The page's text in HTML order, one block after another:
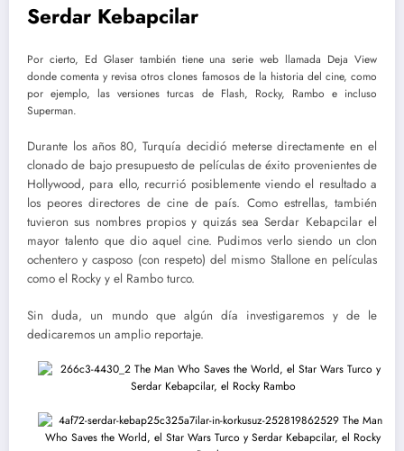
Serdar Kebapcilar
Por cierto, Ed Glaser también tiene una serie web llamada Deja View
donde comenta y revisa otros clones famosos de la historia del cine, como
por ejemplo, las versiones turcas de Flash, Rocky, Rambo e incluso
Superman.
Durante los años 80, Turquía decidió meterse directamente en el
clonado de bajo presupuesto de películas de éxito provenientes de
Hollywood, para ello, recurrió posiblemente viendo el resultado a
los peores directores de cine de país. Como estrellas, también
tuvieron sus nombres propios y quizás sea Serdar Kebapcilar el
mayor talento que dio aquel cine. Pudimos verlo siendo un clon
ochentero y casposo (con respeto) del mismo Stallone en películas
como el Rocky y el Rambo turco.
Sin duda, un mundo que algún día investigaremos y de le
dedicaremos un amplio reportaje.